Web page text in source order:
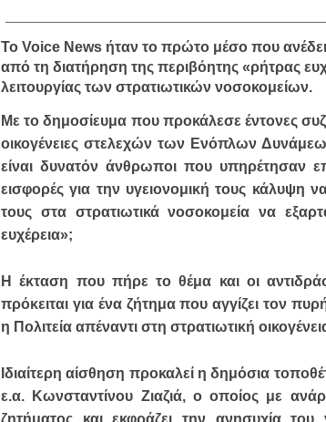
Το Voice News ήταν το πρώτο μέσο που
από τη διατήρηση της περιβόητης «ρήτρας
λειτουργίας των στρατιωτικών νοσοκομείων.
Με το δημοσίευμα που προκάλεσε έντονες
οικογένειες στελεχών των Ενόπλων
είναι δυνατόν άνθρωποι που υπηρέτησαν
εισφορές για την υγειονομική τους
τους στα στρατιωτικά νοσοκομεία να
ευχέρεια»;
Η έκταση που πήρε το θέμα και οι
πρόκειται για ένα ζήτημα που αγγίζει τον
η Πολιτεία απέναντι στη στρατιωτική
Ιδιαίτερη αίσθηση προκαλεί η δημόσια
ε.α. Κωνσταντίνου Ζιαζιά, ο οποίος με
ζητήματος και εκφράζει την ανησυχία